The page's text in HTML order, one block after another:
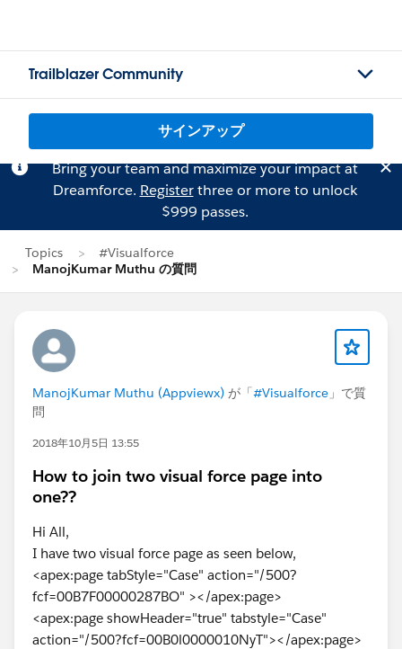
Trailblazer Community
サインアップ
Bring your team and maximize your impact at
Dreamforce. Registerthree or more to unlock
$999 passes.
Topics
#Visualforce
ManojKumar Muthu の質問
ManojKumar Muthu (Appviewx) が「#Visualforce 」で質
問
2018年10月5日 13:55
How to join two visual force page into
one??
Hi All,
I have two visual force page as seen below,
<apex:page tabStyle="Case" action="/500?
fcf=00B7F00000287BO" ></apex:page>
<apex:page showHeader="true" tabstyle="Case"
action="/500?fcf=00B0l0000010NyT"></apex:page>